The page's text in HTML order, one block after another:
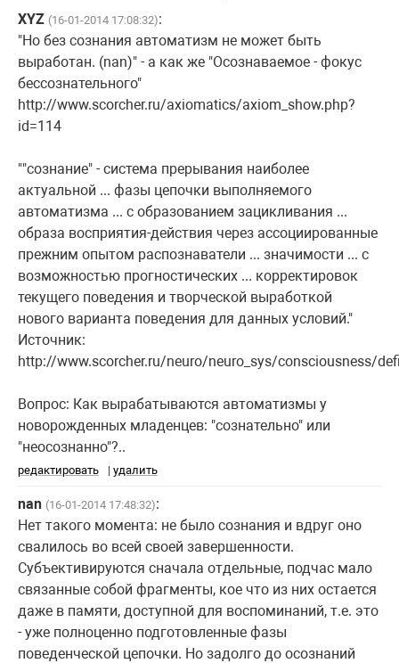
XYZ (16-01-2014 17:08:32):
"Но без сознания автоматизм не может быть
выработан. (nan)" - а как же "Осознаваемое - фокус
бессознательного"
http://www.scorcher.ru/axiomatics/axiom_show.php?
id=114
""сознание" - система прерывания наиболее
актуальной ... фазы цепочки выполняемого
автоматизма ... с образованием зацикливания ...
образа восприятия-действия через ассоциированные
прежним опытом распознаватели ... значимости ... с
возможностью прогностических ... корректировок
текущего поведения и творческой выработкой
нового варианта поведения для данных условий."
Источник:
http://www.scorcher.ru/neuro/neuro_sys/consciousness/
Вопрос: Как вырабатываются автоматизмы у
новорожденных младенцев: "сознательно" или
"неосознанно"?..
редактировать | удалить
nan (16-01-2014 17:48:32):
Нет такого момента: не было сознания и вдруг оно
свалилось во всей своей завершенности.
Субъективируются сначала отдельные, подчас мало
связанные собой фрагменты, кое что из них остается
даже в памяти, доступной для воспоминаний, т.е. это
- уже полноценно подготовленные фазы
поведенческой цепочки. Но задолго до осознаний